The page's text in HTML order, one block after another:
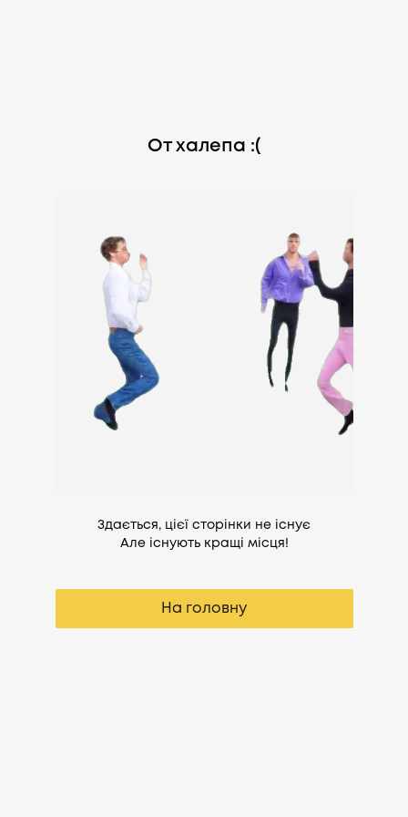
От халепа :(
Здається, цієї сторінки не існує
Але існують кращі місця!
На головну